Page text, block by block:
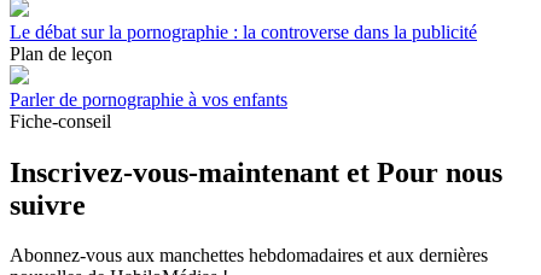
Le débat sur la pornographie : la controverse dans la publicité
Plan de leçon
Parler de pornographie à vos enfants
Fiche-conseil
Inscrivez-vous-maintenant et Pour nous
suivre
Abonnez-vous aux manchettes hebdomadaires et aux dernières